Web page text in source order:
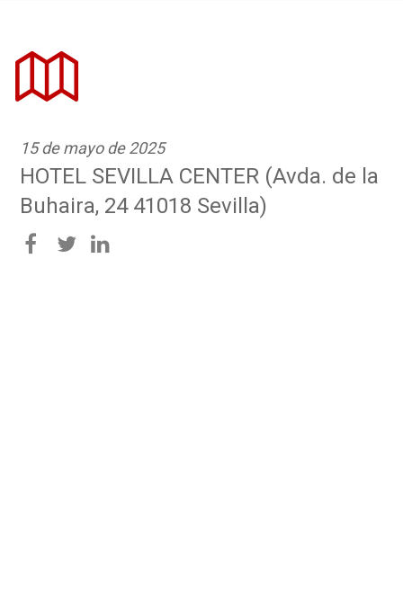
15 de mayo de 2025
HOTEL SEVILLA CENTER (Avda. de la
Buhaira, 24 41018 Sevilla)